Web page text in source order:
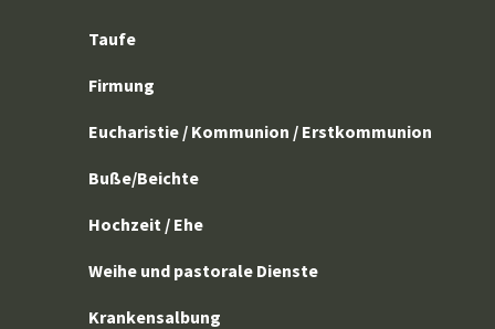
Taufe
Firmung
Eucharistie / Kommunion / Erstkommunion
Buße/Beichte
Hochzeit / Ehe
Weihe und pastorale Dienste
Krankensalbung